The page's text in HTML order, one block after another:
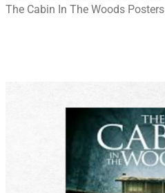
The Cabin In The Woods Posters